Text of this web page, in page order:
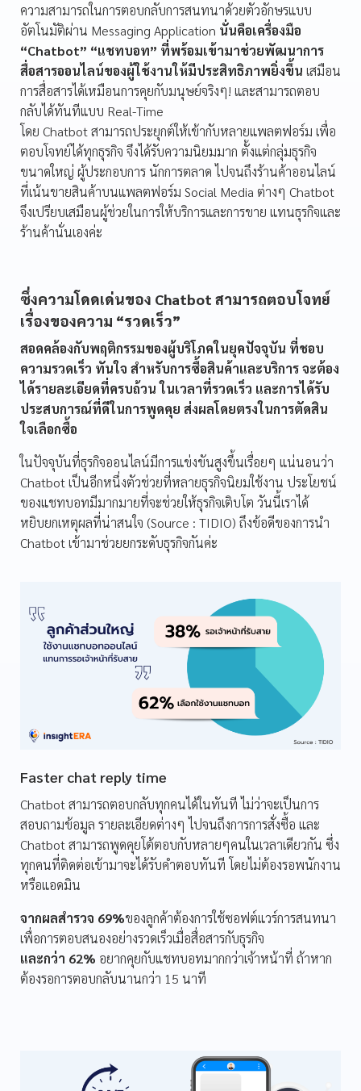
ความสามารถในการตอบกลับการสนทนาด้วยตัวอักษรแบบ
อัตโนมัติผ่าน Messaging Application นั่นคือเครื่องมือ
“Chatbot” “แชทบอท” ที่พร้อมเข้ามาช่วยพัฒนาการ
สื่อสารออนไลน์ของผู้ใช้งานให้มีประสิทธิภาพยิ่งขึ้น เสมือน
การสื่อสารได้เหมือนการคุยกับมนุษย์จริงๆ! และสามารถตอบ
กลับได้ทันทีแบบ Real-Time
โดย Chatbot สามารถประยุกต์ให้เข้ากับหลายแพลตฟอร์ม เพื่อ
ตอบโจทย์ได้ทุกธุรกิจ จึงได้รับความนิยมมาก ตั้งแต่กลุ่มธุรกิจ
ขนาดใหญ่ ผู้ประกอบการ นักการตลาด ไปจนถึงร้านค้าออนไลน์
ที่เน้นขายสินค้าบนแพลตฟอร์ม Social Media ต่างๆ Chatbot
จึงเปรียบเสมือนผู้ช่วยในการให้บริการและการขาย แทนธุรกิจและ
ร้านค้านั่นเองค่ะ
ซึ่งความโดดเด่นของ Chatbot สามารถตอบโจทย์
เรื่องของความ “รวดเร็ว”
สอดคล้องกับพฤติกรรมของผู้บริโภคในยุคปัจจุบัน ที่ชอบ
ความรวดเร็ว ทันใจ สำหรับการซื้อสินค้าและบริการ จะต้อง
ได้รายละเอียดที่ครบถ้วน ในเวลาที่รวดเร็ว และการได้รับ
ประสบการณ์ที่ดีในการพูดคุย ส่งผลโดยตรงในการตัดสิน
ใจเลือกซื้อ
ในปัจจุบันที่ธุรกิจออนไลน์มีการแข่งขันสูงขึ้นเรื่อยๆ แน่นอนว่า
Chatbot เป็นอีกหนึ่งตัวช่วยที่หลายธุรกิจนิยมใช้งาน ประโยชน์
ของแชทบอทมีมากมายที่จะช่วยให้ธุรกิจเติบโต วันนี้เราได้
หยิบยกเหตุผลที่น่าสนใจ (Source : TIDIO) ถึงข้อดีของการนำ
Chatbot เข้ามาช่วยยกระดับธุรกิจกันค่ะ
Faster chat reply time
Chatbot สามารถตอบกลับทุกคนได้ในทันที ไม่ว่าจะเป็นการ
สอบถามข้อมูล รายละเอียดต่างๆ ไปจนถึงการการสั่งซื้อ และ
Chatbot สามารถพูดคุยโต้ตอบกับหลายๆคนในเวลาเดียวกัน ซึ่ง
ทุกคนที่ติดต่อเข้ามาจะได้รับคำตอบทันที โดยไม่ต้องรอพนักงาน
หรือแอดมิน
จากผลสำรวจ 69%ของลูกค้าต้องการใช้ซอฟต์แวร์การสนทนา
เพื่อการตอบสนองอย่างรวดเร็วเมื่อสื่อสารกับธุรกิจ
และกว่า 62% อยากคุยกับแชทบอทมากกว่าเจ้าหน้าที่ ถ้าหาก
ต้องรอการตอบกลับนานกว่า 15 นาที